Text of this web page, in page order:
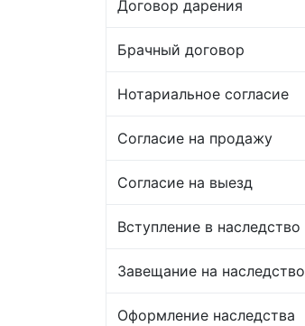
Договор дарения
Брачный договор
Нотариальное согласие
Согласие на продажу
Согласие на выезд
Вступление в наследство
Завещание на наследство
Оформление наследства